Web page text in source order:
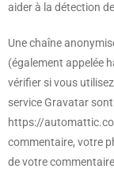
aider à la détection
Une chaîne
(également appelée
vérifier si vous
service Gravatar
https://
commentaire, votre
de votre